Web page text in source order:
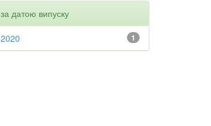
за датою випуску
1
2020